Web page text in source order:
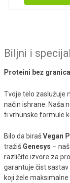
Biljni i
Proteini bez
Tvoje telo zaslužuje
način ishrane. Naša
ti vrhunske formule
Bilo da birašVegan
tražiš Genesys –
različite izvore za
garantuje čist sastav
koji žele